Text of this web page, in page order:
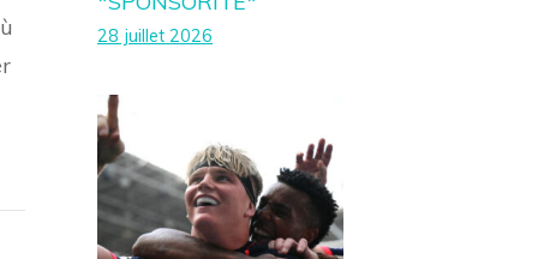
28 juillet 2026